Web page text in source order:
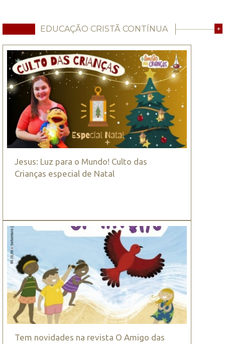
EDUCAÇÃO CRISTÃ CONTÍNUA +
Jesus: Luz para o Mundo! Culto das
Crianças especial de Natal
Tem novidades na revista O Amigo das